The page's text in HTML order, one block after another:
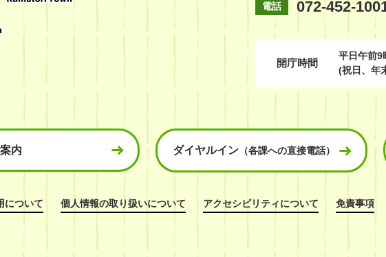
電話 072-452-
開庁時間
平日午前9
(祝日、年
内 ダイヤルイン （各課への直接電話）
について 個人情報の取り扱いについて アクセシビリティについて 免責事項